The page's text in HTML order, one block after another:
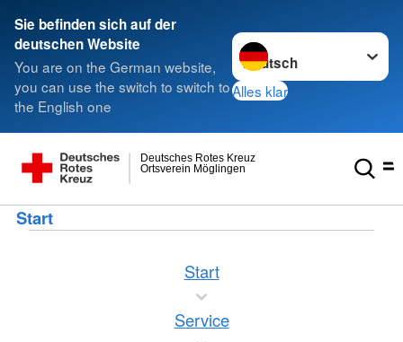
Sie befinden sich auf der
deutschen Website
You are on the German website,
you can use the switch to switch to
the English one
Sprache wechseln zu
Alles klar
Ortsverein Möglingen
Deutsches Rotes Kreuz
Start
Start
Service